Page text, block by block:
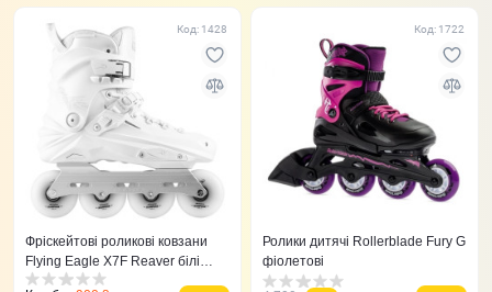
Код: 1428
Фріскейтові роликові ковзани
Flying Eagle X7F Reaver білі
2026
Код: 1722
Ролики дитячі Rollerblade Fury G
фіолетові